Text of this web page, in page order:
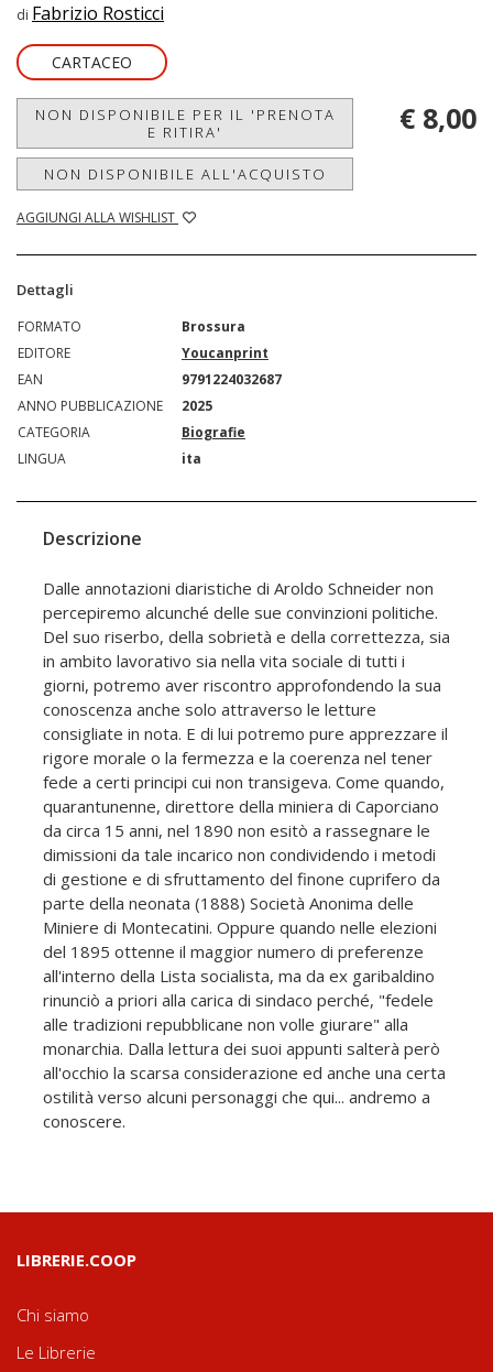
di Fabrizio Rosticci
CARTACEO
NON DISPONIBILE PER IL 'PRENOTA
E RITIRA'
NON DISPONIBILE ALL'ACQUISTO
AGGIUNGI ALLA WISHLIST
€ 8,00
Dettagli
FORMATO
Brossura
EDITORE
Youcanprint
EAN
9791224032687
ANNO PUBBLICAZIONE
2025
CATEGORIA
Biografie
LINGUA
ita
Descrizione
Dalle annotazioni diaristiche di Aroldo Schneider non
percepiremo alcunché delle sue convinzioni politiche.
Del suo riserbo, della sobrietà e della correttezza, sia
in ambito lavorativo sia nella vita sociale di tutti i
giorni, potremo aver riscontro approfondendo la sua
conoscenza anche solo attraverso le letture
consigliate in nota. E di lui potremo pure apprezzare il
rigore morale o la fermezza e la coerenza nel tener
fede a certi principi cui non transigeva. Come quando,
quarantunenne, direttore della miniera di Caporciano
da circa 15 anni, nel 1890 non esitò a rassegnare le
dimissioni da tale incarico non condividendo i metodi
di gestione e di sfruttamento del finone cuprifero da
parte della neonata (1888) Società Anonima delle
Miniere di Montecatini. Oppure quando nelle elezioni
del 1895 ottenne il maggior numero di preferenze
all'interno della Lista socialista, ma da ex garibaldino
rinunciò a priori alla carica di sindaco perché, "fedele
alle tradizioni repubblicane non volle giurare" alla
monarchia. Dalla lettura dei suoi appunti salterà però
all'occhio la scarsa considerazione ed anche una certa
ostilità verso alcuni personaggi che qui... andremo a
conoscere.
LIBRERIE.COOP
Chi siamo
Le Librerie